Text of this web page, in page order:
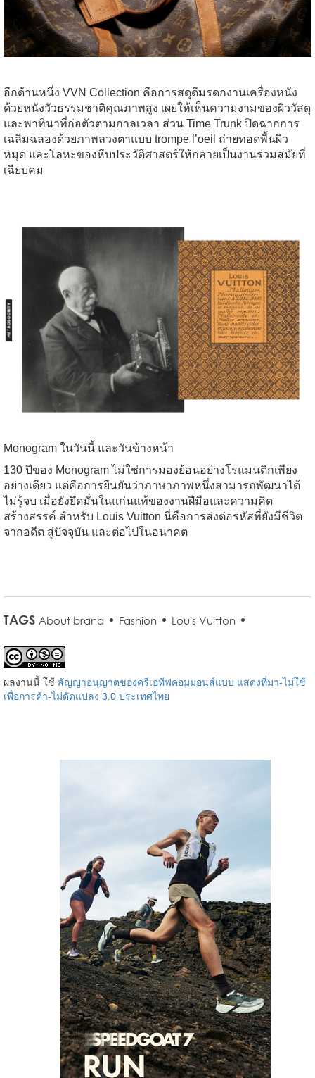
อีกด้านหนึ่ง VVN Collection คือการสดุดีมรดกงานเครื่องหนัง
ด้วยหนังวัวธรรมชาติคุณภาพสูง เผยให้เห็นความงามของผิววัสดุ
และพาทินาที่ก่อตัวตามกาลเวลา ส่วน Time Trunk ปิดฉากการ
เฉลิมฉลองด้วยภาพลวงตาแบบ trompe l’oeil ถ่ายทอดพื้นผิว
หมุด และโลหะของหีบประวัติศาสตร์ให้กลายเป็นงานร่วมสมัยที่
เฉียบคม
Monogram ในวันนี้ และวันข้างหน้า
130 ปีของ Monogram ไม่ใช่การมองย้อนอย่างโรแมนติกเพียง
อย่างเดียว แต่คือการยืนยันว่าภาษาภาพหนึ่งสามารถพัฒนาได้
ไม่รู้จบ เมื่อยังยึดมั่นในแก่นแท้ของงานฝีมือและความคิด
สร้างสรรค์ สำหรับ Louis Vuitton นี่คือการส่งต่อรหัสที่ยังมีชีวิต
จากอดีต สู่ปัจจุบัน และต่อไปในอนาคต
TAGS About brand • Fashion • Louis Vuitton •
ผลงานนี้ ใช้ สัญญาอนุญาตของครีเอทีฟคอมมอนส์แบบ แสดงที่มา-ไม่ใช้
เพื่อการค้า-ไม่ดัดแปลง 3.0 ประเทศไทย